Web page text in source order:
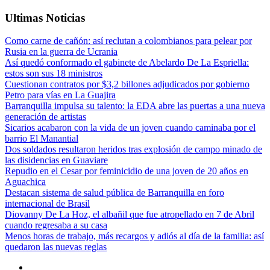
Ultimas Noticias
Como carne de cañón: así reclutan a colombianos para pelear por
Rusia en la guerra de Ucrania
Así quedó conformado el gabinete de Abelardo De La Espriella:
estos son sus 18 ministros
Cuestionan contratos por $3,2 billones adjudicados por gobierno
Petro para vías en La Guajira
Barranquilla impulsa su talento: la EDA abre las puertas a una nueva
generación de artistas
Sicarios acabaron con la vida de un joven cuando caminaba por el
barrio El Manantial
Dos soldados resultaron heridos tras explosión de campo minado de
las disidencias en Guaviare
Repudio en el Cesar por feminicidio de una joven de 20 años en
Aguachica
Destacan sistema de salud pública de Barranquilla en foro
internacional de Brasil
Diovanny De La Hoz, el albañil que fue atropellado en 7 de Abril
cuando regresaba a su casa
Menos horas de trabajo, más recargos y adiós al día de la familia: así
quedaron las nuevas reglas